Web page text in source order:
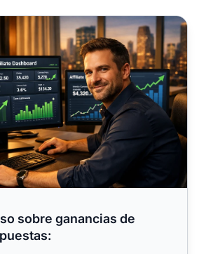
ganancias de afiliados de
sobre ganancias de